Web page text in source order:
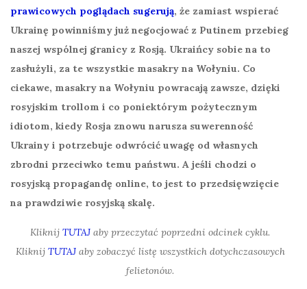
prawicowych poglądach sugerują, że zamiast wspierać
Ukrainę powinniśmy już negocjować z Putinem przebieg
naszej wspólnej granicy z Rosją. Ukraińcy sobie na to
zasłużyli, za te wszystkie masakry na Wołyniu. Co
ciekawe, masakry na Wołyniu powracają zawsze, dzięki
rosyjskim trollom i co poniektórym pożytecznym
idiotom, kiedy Rosja znowu narusza suwerenność
Ukrainy i potrzebuje odwrócić uwagę od własnych
zbrodni przeciwko temu państwu. A jeśli chodzi o
rosyjską propagandę online, to jest to przedsięwzięcie
na prawdziwie rosyjską skalę.
Kliknij TUTAJ aby przeczytać poprzedni odcinek cyklu.
Kliknij TUTAJaby zobaczyć listę wszystkich dotychczasowych
felietonów.